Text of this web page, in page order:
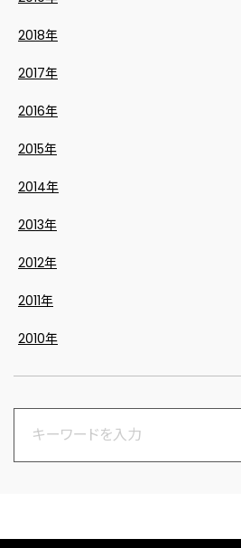
2018年
2017年
2016年
2015年
2014年
2013年
2012年
2011年
2010年